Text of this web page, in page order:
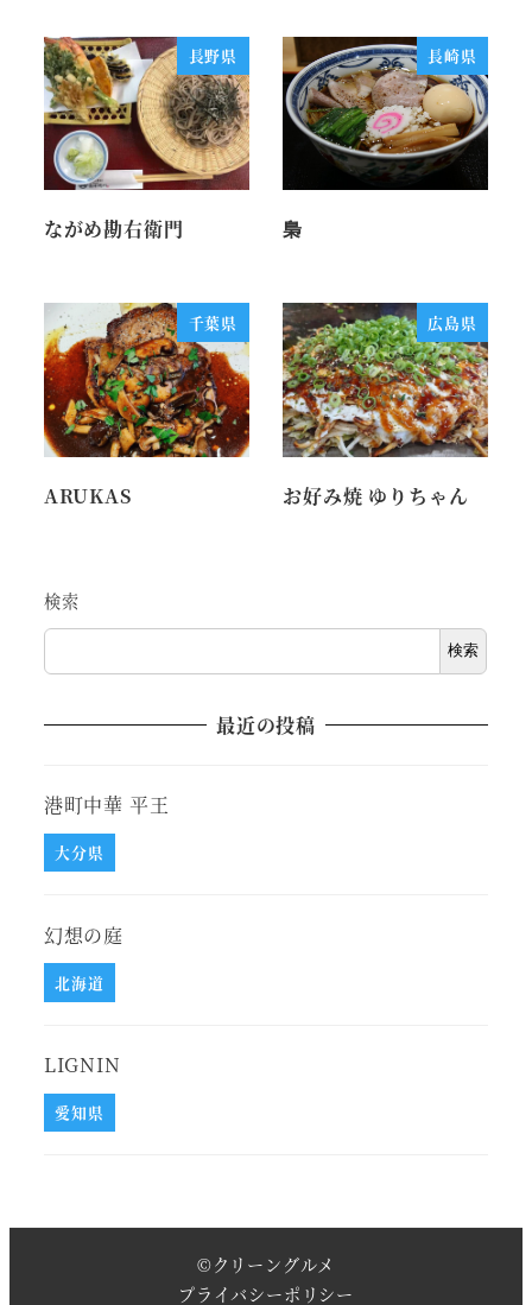
長野県
ながめ勘右衛門
長崎県
梟
千葉県
ARUKAS
広島県
お好み焼 ゆりちゃん
検索
検索
最近の投稿
港町中華 平王
大分県
幻想の庭
北海道
LIGNIN
愛知県
©クリーングルメ
プライバシーポリシー